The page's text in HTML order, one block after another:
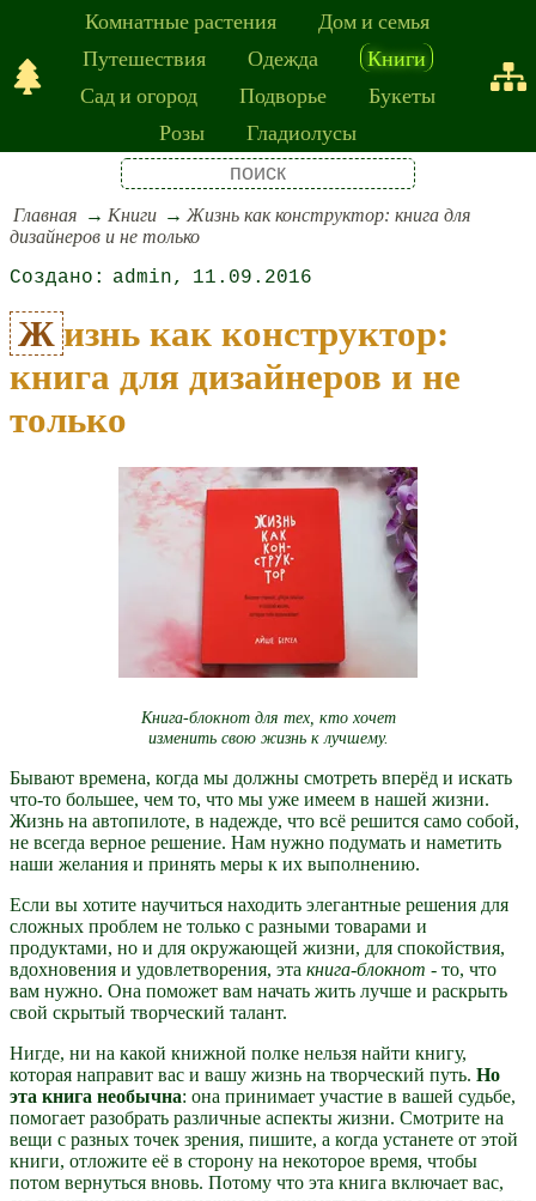
Комнатные растения
Дом и семья
Путешествия
Одежда
Книги
Сад и огород
Подворье
Букеты
Розы
Гладиолусы
Главная Книги
Жизнь как конструктор: книга для
дизайнеров и не только
admin 11.09.2016
Жизнь как конструктор:
книга для дизайнеров и не
только
Книга-блокнот для тех, кто хочет
изменить свою жизнь к лучшему.
Бывают времена, когда мы должны смотреть вперёд и искать
что-то большее, чем то, что мы уже имеем в нашей жизни.
Жизнь на автопилоте, в надежде, что всё решится само собой,
не всегда верное решение. Нам нужно подумать и наметить
наши желания и принять меры к их выполнению.
Если вы хотите научиться находить элегантные решения для
сложных проблем не только с разными товарами и
продуктами, но и для окружающей жизни, для спокойствия,
вдохновения и удовлетворения, эта книга-блокнот - то, что
вам нужно. Она поможет вам начать жить лучше и раскрыть
свой скрытый творческий талант.
Нигде, ни на какой книжной полке нельзя найти книгу,
которая направит вас и вашу жизнь на творческий путь. Но
эта книга необычна: она принимает участие в вашей судьбе,
помогает разобрать различные аспекты жизни. Смотрите на
вещи с разных точек зрения, пишите, а когда устанете от этой
книги, отложите её в сторону на некоторое время, чтобы
потом вернуться вновь. Потому что эта книга включает вас,